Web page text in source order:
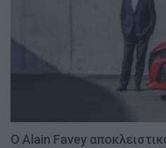
Ο Alain Favey